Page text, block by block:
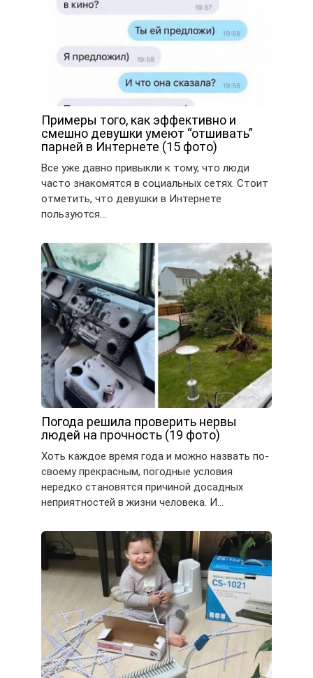
Примеры того, как эффективно и
смешно девушки умеют “отшивать”
парней в Интернете (15 фото)
Все уже давно привыкли к тому, что люди
часто знакомятся в социальных сетях. Стоит
отметить, что девушки в Интернете
пользуются…
Погода решила проверить нервы
людей на прочность (19 фото)
Хоть каждое время года и можно назвать по-
своему прекрасным, погодные условия
нередко становятся причиной досадных
неприятностей в жизни человека. И…